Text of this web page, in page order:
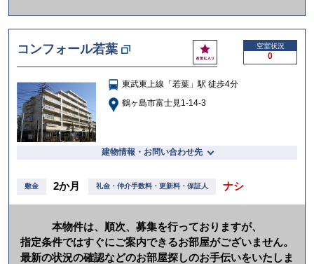
か
け
る
コンフォール若葉
お
気
入
り
空室状況
0
東武東上線「若葉」駅 徒歩4分
鶴ヶ島市富士見1-14-3
建物情報・お問い合わせ先
敷金 2か月 礼金・仲介手数料・更新料・保証人 ナシ
本物件は、順次、募集を行っておりますが、
指定条件ではすぐにご案内できるお部屋がございません。
最新の状況の確認などのお部屋探しのお手伝いをいたしま